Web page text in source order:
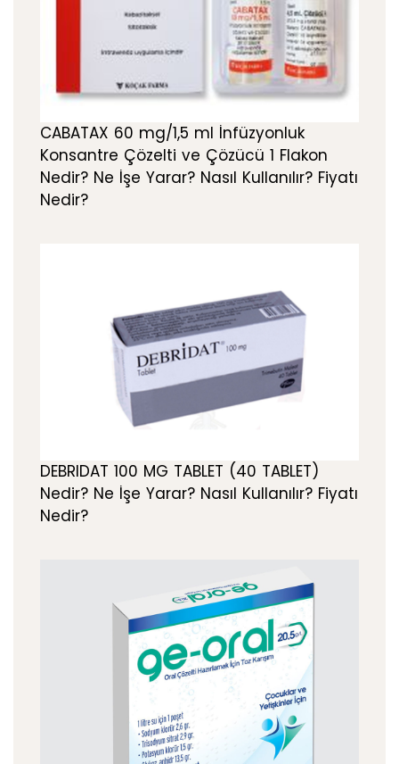
CABATAX 60 mg/1,5 ml İnfüzyonluk
Konsantre Çözelti ve Çözücü 1 Flakon
Nedir? Ne İşe Yarar? Nasıl Kullanılır? Fiyatı
Nedir?
DEBRIDAT 100 MG TABLET (40 TABLET)
Nedir? Ne İşe Yarar? Nasıl Kullanılır? Fiyatı
Nedir?